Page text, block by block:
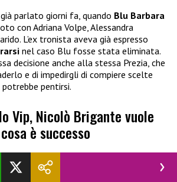
parlato giorni fa, quando Blu Barbara
con Adriana Volpe, Alessandra
L’ex tronista aveva già espresso
nel caso Blu fosse stata eliminata.
decisione anche alla stessa Prezia, che
e di impedirgli di compiere scelte
pentirsi.
Vip, Nicolò Brigante vuole
è successo